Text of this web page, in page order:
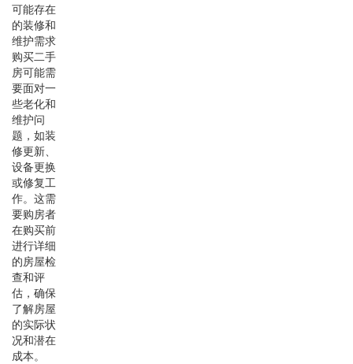
可能存在
的装修和
维护需求
购买二手
房可能需
要面对一
些老化和
维护问
题，如装
修更新、
设备更换
或修复工
作。这需
要购房者
在购买前
进行详细
的房屋检
查和评
估，确保
了解房屋
的实际状
况和潜在
成本。